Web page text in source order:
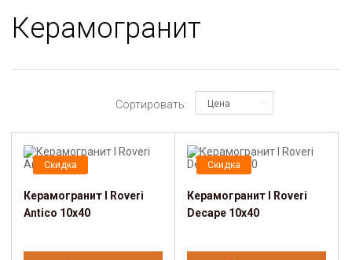
Керамогранит
Сортировать: Цена
Скидка
Керамогранит I Roveri
Antico 10x40
Скидка
Керамогранит I Roveri
Decape 10x40